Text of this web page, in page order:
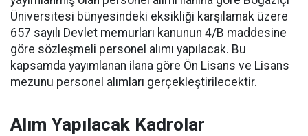
Üniversitesi bünyesindeki eksikliği karşılamak üzere
657 sayılı Devlet memurları kanunun 4/B maddesine
göre sözleşmeli personel alımı yapılacak. Bu
kapsamda yayımlanan ilana göre Ön Lisans ve Lisans
mezunu personel alımları gerçekleştirilecektir.
Alım Yapılacak Kadrolar